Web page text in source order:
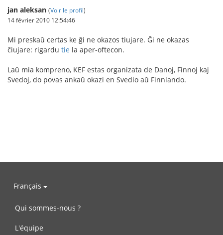
jan aleksan (Voir le profil)
14 février 2010 12:54:46
Mi preskaŭ certas ke ĝi ne okazos tiujare. Ĝi ne okazas
ĉiujare: rigardu tie la aper-oftecon.
Laŭ mia kompreno, KEF estas organizata de Danoj, Finnoj kaj
Svedoj, do povas ankaŭ okazi en Svedio aŭ Finnlando.
Français
Qui sommes-nous ?
L'équipe